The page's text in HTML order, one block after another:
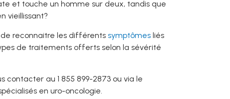
et touche un homme sur deux, tandis que
vieillissant?
reconnaitre les différents symptômesliés
de traitements offerts selon la sévérité
contacter au 1 855 899-2873 ou via le
en uro-oncologie.